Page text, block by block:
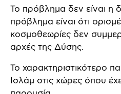
Το πρόβλημα δεν είναι η
πρόβλημα είναι ότι
κοσμοθεωρίες δεν
αρχές της Δύσης.
Το χαρακτηριστικότερο
Ισλάμ στις χώρες όπου